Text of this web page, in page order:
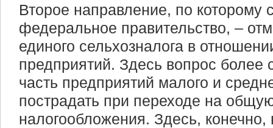
Второе направление, по которому
федеральное правительство, –
единого сельхозналога в
предприятий. Здесь вопрос более
часть предприятий малого и
пострадать при переходе на
налогообложения. Здесь,